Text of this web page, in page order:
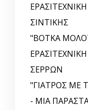
ΣΙΝΤΙΚΗΣ
"ΒΟΤΚΑ
ΣΕΡΡΩΝ
"ΓΙΑΤΡΟΣ ΜΕ
- ΜΙΑ